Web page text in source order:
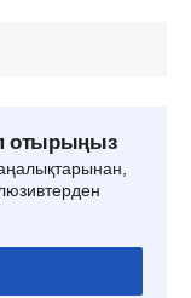
отырыңыз